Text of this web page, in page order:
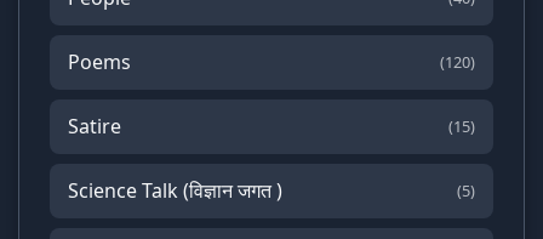
Poems (120)
Satire (15)
Science Talk (विज्ञान जगत ) (5)